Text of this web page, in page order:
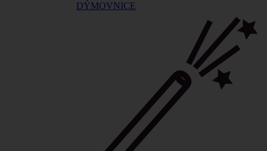
DÝMOVNICE